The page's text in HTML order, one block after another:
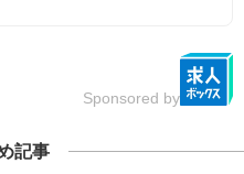
Sponsored by
記事